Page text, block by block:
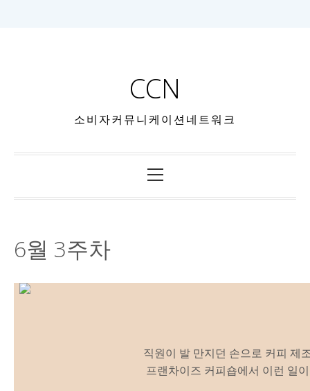
CCN
소비자커뮤니케이션네트워크
6월 3주차
직원이 발 만지던 손으로 커피 제
프랜차이즈 커피숍에서 이런 일이